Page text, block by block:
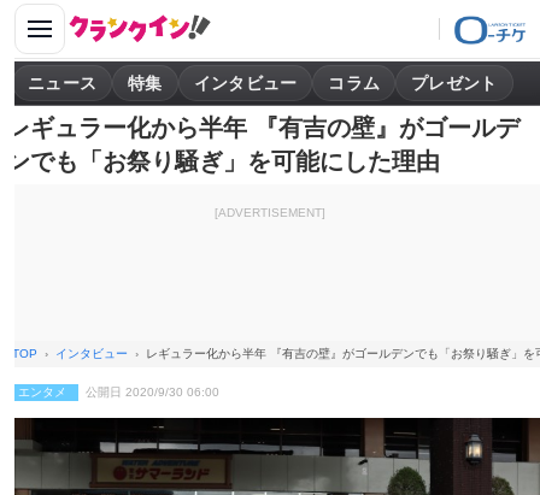
ニュース 特集 インタビュー コラム プレゼント
レギュラー化から半年 『有吉の壁』がゴールデ
ンでも「お祭り騒ぎ」を可能にした理由
[ADVERTISEMENT]
TOP インタビュー レギュラー化から半年 『有吉の壁』がゴールデンでも「お祭り騒ぎ」を
エンタメ 公開日 2020/9/30 06:00